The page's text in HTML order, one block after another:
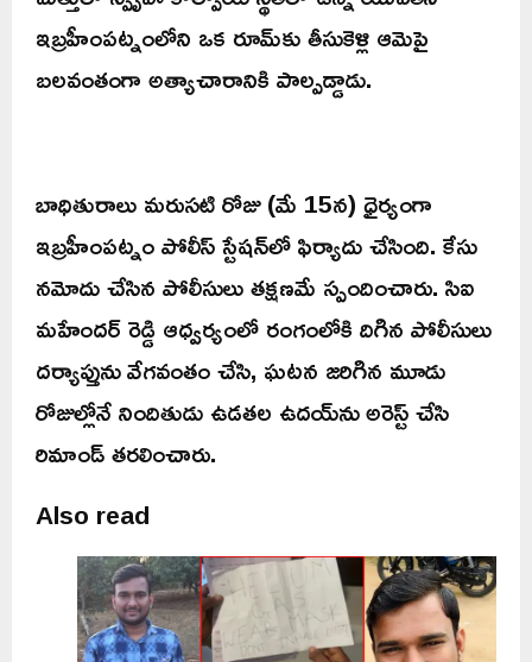
ఇబ్రహీంపట్నంలోని ఒక రూమ్‌కు తీసుకెళ్లి ఆమెపై
బలవంతంగా అత్యాచారానికి పాల్పడ్డాడు.
బాధితురాలు మరుసటి రోజు (మే 15న) ధైర్యంగా
ఇబ్రహీంపట్నం పోలీస్ స్టేషన్‌లో ఫిర్యాదు చేసింది. కేసు
నమోదు చేసిన పోలీసులు తక్షణమే స్పందించారు. సిఐ
మహేందర్ రెడ్డి ఆధ్వర్యంలో రంగంలోకి దిగిన పోలీసులు
దర్యాప్తును వేగవంతం చేసి, ఘటన జరిగిన మూడు
రోజుల్లోనే నిందితుడు ఉడతల ఉదయ్‌ను అరెస్ట్ చేసి
రిమాండ్ తరలించారు.
Also read